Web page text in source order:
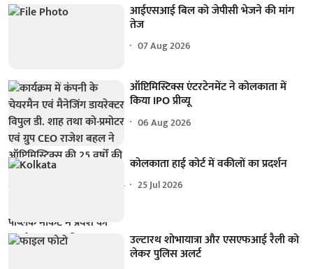
आईएसआई बिल को जेपीसी भेजने की मांग
तेज
07 Aug 2026
ऑप्टिमिस्टिक्स एंटरटेनमेंट ने कोलकाता में
किया IPO प्रीव्यू
06 Aug 2026
कोलकाता हाई कोर्ट में वकीलों का प्रदर्शन
25 Jul 2026
उल्टारथ शोभायात्रा और एसएफआई रैली को
लेकर पुलिस अलर्ट